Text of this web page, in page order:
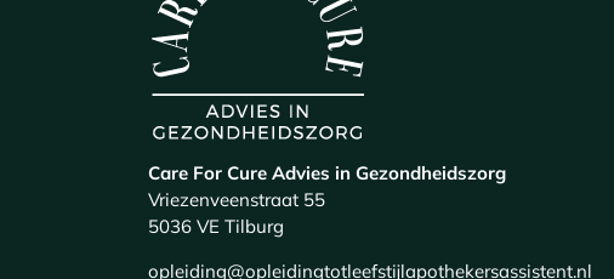
Care For Cure Advies in Gezondheidszorg
Vriezenveenstraat 55
5036 VE Tilburg
opleiding@opleidingtotleefstijlapothekersassistent.nl